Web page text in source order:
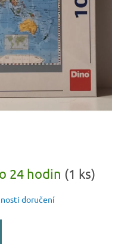
24 hodin (1 ks)
doručení